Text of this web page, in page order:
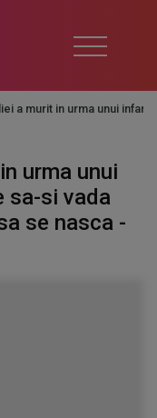
a murit in urma unui
urma unui
sa-si vada
se nasca -